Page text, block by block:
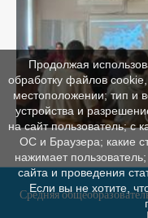
Средняя
Продолжая
обработку файлов
местоположении; тип и
устройства и
на сайт пользователь; с
ОС и Браузера; какие
нажимает
сайта и проведения
Если вы не хотите,